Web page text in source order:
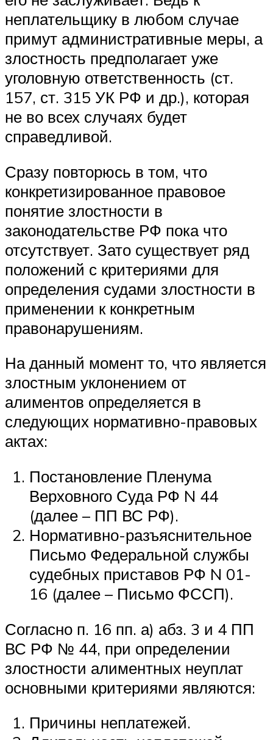
неплательщику в любом случае
примут административные меры, а
злостность предполагает уже
уголовную ответственность (ст.
157, ст. 315 УК РФ и др.), которая
не во всех случаях будет
справедливой.
Сразу повторюсь в том, что
конкретизированное правовое
понятие злостности в
законодательстве РФ пока что
отсутствует. Зато существует ряд
положений с критериями для
определения судами злостности в
применении к конкретным
правонарушениям.
На данный момент то, что является
злостным уклонением от
алиментов определяется в
следующих нормативно-правовых
актах:
Постановление Пленума
Верховного Суда РФ N 44
(далее – ПП ВС РФ).
Нормативно-разъяснительное
Письмо Федеральной службы
судебных приставов РФ N 01-
16 (далее – Письмо ФССП).
Согласно п. 16 пп. а) абз. 3 и 4 ПП
ВС РФ № 44, при определении
злостности алиментных неуплат
основными критериями являются:
Причины неплатежей.